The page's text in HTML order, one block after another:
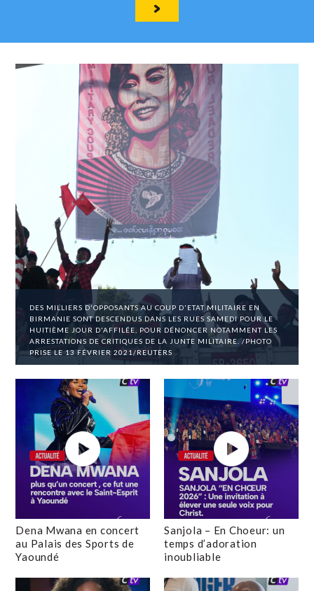
DES MILLIERS D'OPPOSANTS AU COUP D'ETAT MILITAIRE EN
BIRMANIE SONT DESCENDUS DANS LES RUES SAMEDI POUR LE
HUITIÈME JOUR D'AFFILÉE, POUR DÉNONCER NOTAMMENT LES
ARRESTATIONS DE CRITIQUES DE LA JUNTE MILITAIRE. /PHOTO
PRISE LE 13 FÉVRIER 2021/REUTERS
Dena Mwana en concert
au Palais des Sports de
Yaoundé
Sanjola – En Choeur: un
temps d’adoration
inoubliable